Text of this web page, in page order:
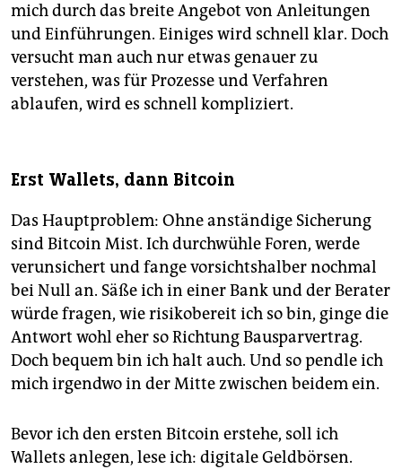
mich durch das breite Angebot von Anleitungen
und Einführungen. Einiges wird schnell klar. Doch
versucht man auch nur etwas genauer zu
verstehen, was für Prozesse und Verfahren
ablaufen, wird es schnell kompliziert.
Erst Wallets, dann Bitcoin
Das Hauptproblem: Ohne anständige Sicherung
sind Bitcoin Mist. Ich durchwühle Foren, werde
verunsichert und fange vorsichtshalber nochmal
bei Null an. Säße ich in einer Bank und der Berater
würde fragen, wie risikobereit ich so bin, ginge die
Antwort wohl eher so Richtung Bausparvertrag.
Doch bequem bin ich halt auch. Und so pendle ich
mich irgendwo in der Mitte zwischen beidem ein.
Bevor ich den ersten Bitcoin erstehe, soll ich
Wallets anlegen, lese ich: digitale Geldbörsen.